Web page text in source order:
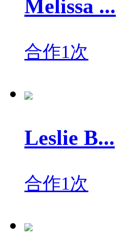
Melissa ...
合作1次
Leslie B...
合作1次